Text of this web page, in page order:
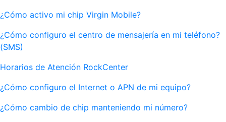
¿Cómo activo mi chip Virgin Mobile?
¿Cómo configuro el centro de mensajería en mi teléfono?
(SMS)
Horarios de Atención RockCenter
¿Cómo configuro el Internet o APN de mi equipo?
¿Cómo cambio de chip manteniendo mi número?